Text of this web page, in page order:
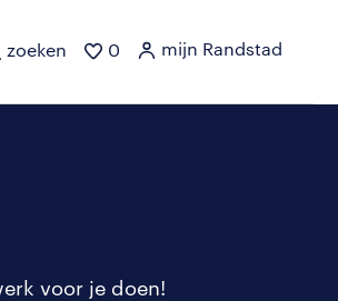
zoeken 0 mijn Randstad
voor je doen!